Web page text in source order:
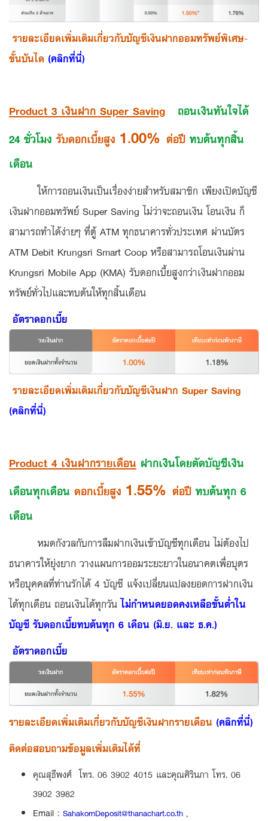
รายละเอียดเพิ่มเติมเกี่ยวกับบัญชีเงินฝากออมทรัพย์พิเศษ-
ขั้นบันได (คลิกที่นี่)
Product 3 เงินฝาก Super Saving
ถอนเงินทันใจได้
24 ชั่วโมง รับดอกเบี้ยสูง 1.00% ต่อปี ทบต้นทุกสิ้น
เดือน
ให้การถอนเงินเป็นเรื่องง่ายสำหรับสมาชิก เพียงเปิดบัญชี
เงินฝากออมทรัพย์ Super Saving ไม่ว่าจะถอนเงิน โอนเงิน ก็
สามารถทำได้ง่ายๆ ที่ตู้ ATM ทุกธนาคารทั่วประเทศ ผ่านบัตร
ATM Debit Krungsri Smart Coop หรือสามารถโอนเงินผ่าน
Krungsri Mobile App (KMA) รับดอกเบี้ยสูงกว่าเงินฝากออม
ทรัพย์ทั่วไปและทบต้นให้ทุกสิ้นเดือน
อัตราดอกเบี้ย
รายละเอียดเพิ่มเติมเกี่ยวกับบัญชีเงินฝาก Super Saving
(คลิกที่นี่)
Product 4 เงินฝากรายเดือน ฝากเงินโดยตัดบัญชีเงิน
เดือนทุกเดือน ดอกเบี้ยสูง 1.55% ต่อปี ทบต้นทุก 6
เดือน
หมดกังวลกับการลืมฝากเงินเข้าบัญชีทุกเดือน ไม่ต้องไป
ธนาคารให้ยุ่งยาก วางแผนการออมระยะยาวในอนาคตเพื่อบุตร
หรือบุคคลที่ท่านรักได้ 4 บัญชี แจ้งเปลี่ยนแปลงยอดการฝากเงิน
ได้ทุกเดือน ถอนเงินได้ทุกวันไม่กำหนดยอดคงเหลือขั้นต่ำใน
บัญชี รับดอกเบี้ยทบต้นทุก 6 เดือน (มิ.ย. และ ธ.ค.)
อัตราดอกเบี้ย
รายละเอียดเพิ่มเติมเกี่ยวกับบัญชีเงินฝากรายเดือน (คลิกที่นี่)
ติดต่อสอบถามข้อมูลเพิ่มเติมได้ที่
คุณสุธีพงศ์ โทร. 06 3902 4015 และคุณศิรินภา โทร. 06
3902 3982
Email : SahakornDeposit@thanachart.co.th ,